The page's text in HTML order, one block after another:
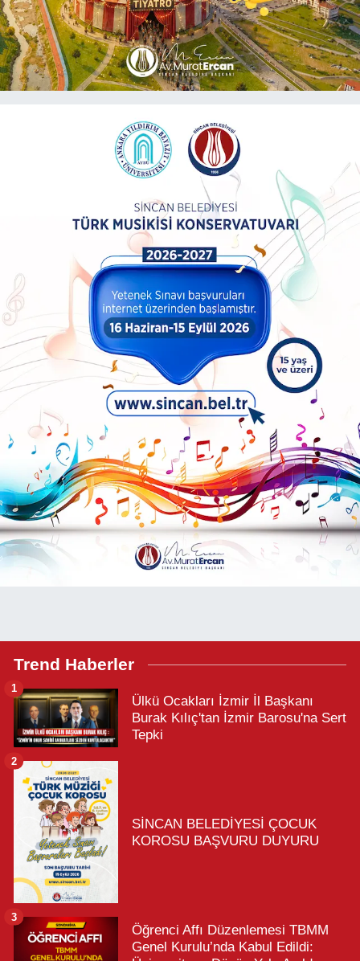
Trend Haberler
Ülkü Ocakları İzmir İl Başkanı
Burak Kılıç'tan İzmir Barosu'na Sert
Tepki
1
SİNCAN BELEDİYESİ ÇOCUK
KOROSU BAŞVURU DUYURU
2
Öğrenci Affı Düzenlemesi TBMM
Genel Kurulu’nda Kabul Edildi:
3